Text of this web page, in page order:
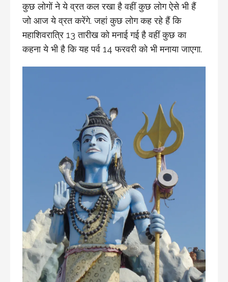
कुछ लोगों ने ये व्रत कल रखा है वहीं कुछ लोग ऐसे भी हैं
जो आज ये व्रत करेंगे. जहां कुछ लोग कह रहे हैं कि
महाशिवरात्रि 13 तारीख को मनाई गई है वहीं कुछ का
कहना ये भी है कि यह पर्व 14 फरवरी को भी मनाया जाएगा.